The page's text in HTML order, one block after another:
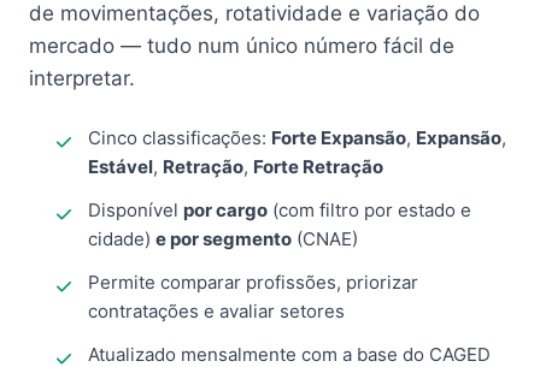
de movimentações, rotatividade e variação do
mercado — tudo num único número fácil de
interpretar.
Cinco classificações: Forte Expansão, Expansão,
Estável, Retração, Forte Retração
Disponível por cargo (com filtro por estado e
cidade) e por segmento (CNAE)
Permite comparar profissões, priorizar
contratações e avaliar setores
Atualizado mensalmente com a base do CAGED